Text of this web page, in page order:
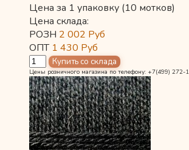
Цена за 1 упаковку (10 мотков)
Цена склада:
РОЗН 2 002 Руб
ОПТ 1 430 Руб
Цены розничного магазина по телефону: +7(499) 272-